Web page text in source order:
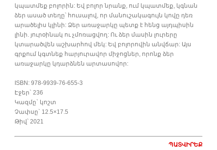
կպատմեք բոլորին: Եվ բոլոր նրանք, ում կպատմեք, կգնան
ձեր ասած տեղը՝ հուսալով, որ մանուշակագույն կովը դեռ
արածելիս կլինի: Ձեր առաջարկը պետք է հենց այդպիսին
լինի. յուրօինակ ու չմոռացվող: Ու ձեր մասին լուրերը
կտարածվեն աշխարհով մեկ: Եվ բոլորովին անվճար: Այս
գրքում կգտնեք հարյուրավոր միջոցներ, որոնք ձեր
առաջարկը կդարձնեն արտասովոր:
ISBN: 978-9939-76-655-3
Էջեր` 236
Կազմը` կոշտ
Չափսը` 12.5×17.5
Թիվ՝ 2021
ՊԱՏՎԻՐԵՔ